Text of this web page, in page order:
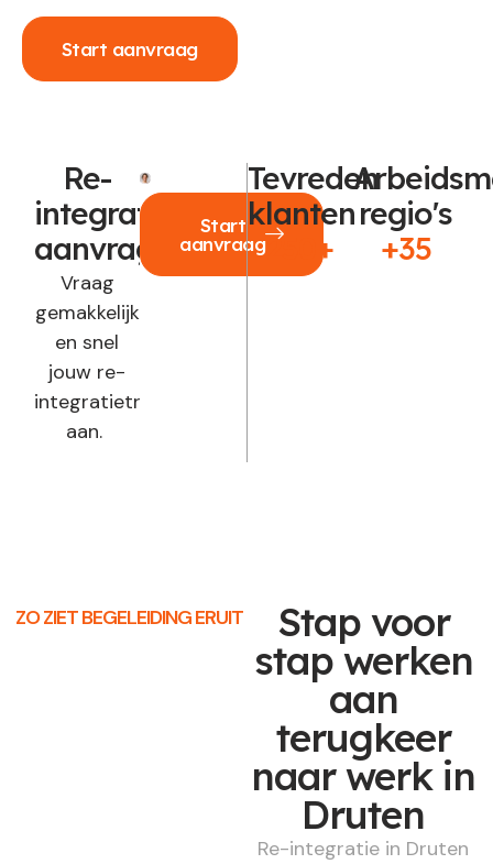
Start aanvraag
Re-
integratie
aanvragen?
Vraag
gemakkelijk
en snel
jouw re-
integratietraject
aan.
Start
aanvraag
Tevreden
klanten
250+
regio's
+35
ZO ZIET BEGELEIDING ERUIT Stap voor
stap werken
aan
terugkeer
naar werk in
Druten
Re-integratie in Druten